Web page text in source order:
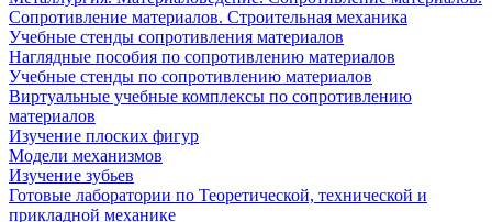
Сопротивление материалов. Строительная механика
Учебные стенды сопротивления материалов
Наглядные пособия по сопротивлению материалов
Учебные стенды по сопротивлению материалов
Виртуальные учебные комплексы по сопротивлению
материалов
Изучение плоских фигур
Модели механизмов
Изучение зубьев
Готовые лаборатории по Теоретической, технической и
прикладной механике